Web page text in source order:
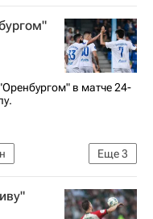
футболу) в матче 24-
Еще3
футболу)